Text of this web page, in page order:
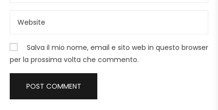
Salva il mio nome, email e sito web in questo browser
per la prossima volta che commento.